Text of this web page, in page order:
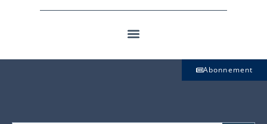
Abonnement